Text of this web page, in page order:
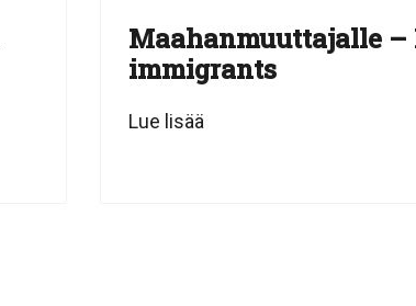
Maahanmuuttajalle –
immigrants
Lue lisää